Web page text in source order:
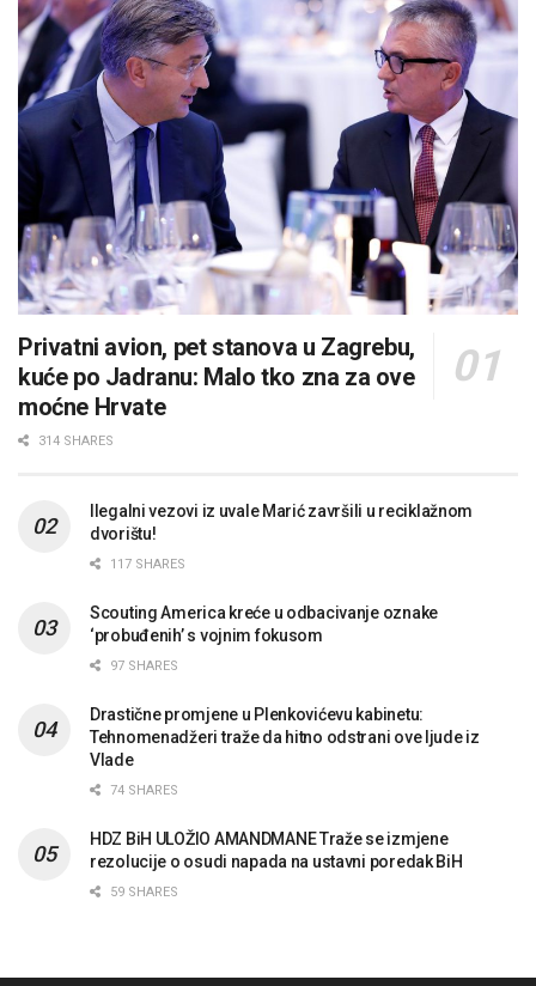
Privatni avion, pet stanova u Zagrebu,
kuće po Jadranu: Malo tko zna za ove
moćne Hrvate
314 SHARES
Ilegalni vezovi iz uvale Marić završili u reciklažnom
dvorištu!
117 SHARES
Scouting America kreće u odbacivanje oznake
‘probuđenih’ s vojnim fokusom
97 SHARES
Drastične promjene u Plenkovićevu kabinetu:
Tehnomenadžeri traže da hitno odstrani ove ljude iz
Vlade
74 SHARES
HDZ BiH ULOŽIO AMANDMANE Traže se izmjene
rezolucije o osudi napada na ustavni poredak BiH
59 SHARES